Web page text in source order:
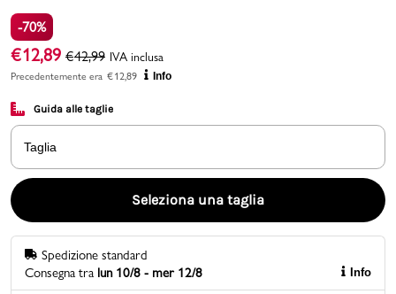
Marchi
Promo & News
contatti
-70%
€12,89 €42,99 IVA inclusa
Precedentemente era €12,89 Info
Guida alle taglie
Taglia
Seleziona una taglia
Spedizione standard
Consegna tra lun 10/8 - mer 12/8 Info